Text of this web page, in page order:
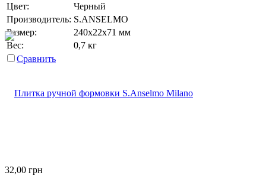
Цвет:
Черный
Производитель: S.ANSELMO
Размер:
240х22х71 мм
Вес:
0,7 кг
Сравнить
32,00 грн